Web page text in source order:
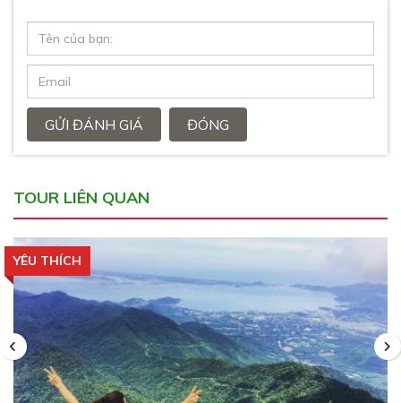
GỬI ĐÁNH GIÁ ĐÓNG
TOUR LIÊN QUAN
YÊU THÍCH